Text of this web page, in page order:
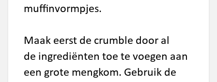
muffinvormpjes.
Maak eerst de crumble door al
de ingrediënten toe te voegen aan
een grote mengkom. Gebruik de